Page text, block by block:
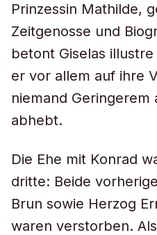
Prinzessin Mathilde,
Zeitgenosse und
betont Giselas
er vor allem auf ihre
niemand Geringerem
abhebt.
Die Ehe mit Konrad
dritte: Beide
Brun sowie Herzog
waren verstorben.